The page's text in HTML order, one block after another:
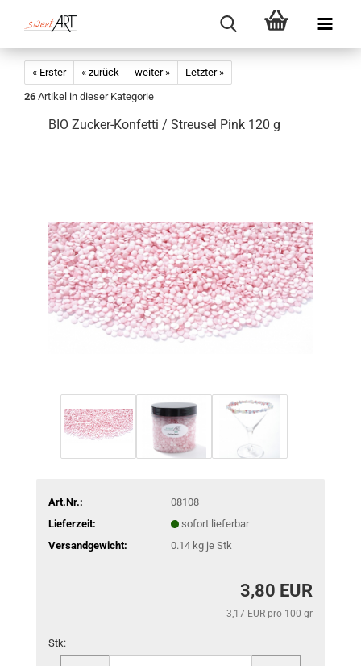
« Erster « zurück weiter »
Letzter »
26 Artikel in dieser Kategorie
BIO Zucker-Konfetti / Streusel Pink 120 g
Art.Nr.:
08108
Lieferzeit:
sofort lieferbar
Versandgewicht:
0.14kg je Stk
3,80 EUR
3,17 EUR pro 100 gr
Stk: